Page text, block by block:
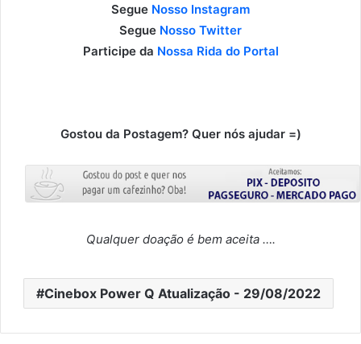
Segue Nosso Instagram
Segue Nosso Twitter
Participe da Nossa Rida do Portal
Gostou da Postagem? Quer nós ajudar =)
Qualquer doação é bem aceita ….
Cinebox Power Q Atualização - 29/08/2022